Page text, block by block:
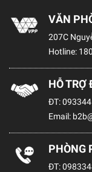
VĂN
207C
Hotline:
HỖ TRỢ
ĐT:
Email:
PHÒNG
ĐT: